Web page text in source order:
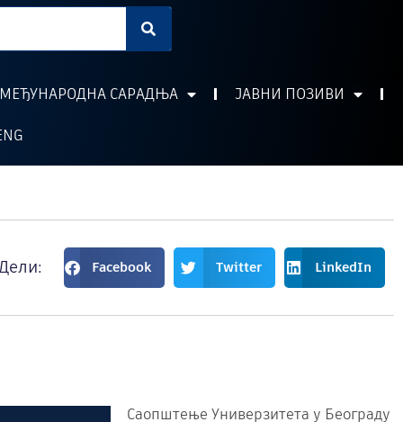
МЕЂУНАРОДНА САРАДЊА
ЈАВНИ ПОЗИВИ
Facebook Twitter LinkedIn
Саопштење Универзитета у Београду